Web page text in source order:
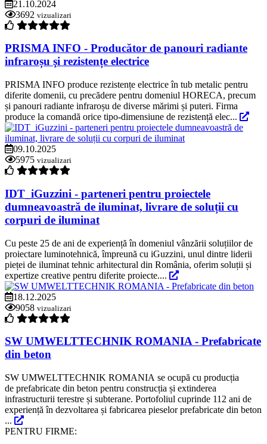
21.10.2024
3692 vizualizari
PRISMA INFO - Producător de panouri radiante
infraroșu şi rezistențe electrice
PRISMA INFO produce rezistențe electrice în tub metalic pentru
diferite domenii, cu precădere pentru domeniul HORECA, precum
și panouri radiante infraroșu de diverse mărimi și puteri. Firma
produce la comandă orice tipo-dimensiune de rezistență elec...
09.10.2025
5975 vizualizari
IDT_iGuzzini - parteneri pentru proiectele
dumneavoastră de iluminat, livrare de soluții cu
corpuri de iluminat
Cu peste 25 de ani de experiență în domeniul vânzării soluțiilor de
proiectare luminotehnică, împreună cu iGuzzini, unul dintre liderii
pieței de iluminat tehnic arhitectural din România, oferim soluții și
expertize creative pentru diferite proiecte....
18.12.2025
9058 vizualizari
SW UMWELTTECHNIK ROMANIA - Prefabricate
din beton
SW UMWELTTECHNIK ROMANIA se ocupă cu producția
de prefabricate din beton pentru construcția și extinderea
infrastructurii terestre și subterane. Portofoliul cuprinde 112 ani de
experiență în dezvoltarea și fabricarea pieselor prefabricate din beton
...
PENTRU FIRME: